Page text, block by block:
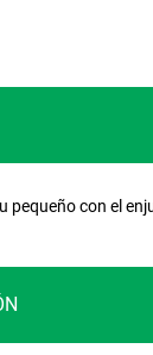
pequeño con el